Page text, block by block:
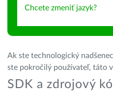
Chcete zmeniť jazyk?
Ak ste technologický
ste pokročilý používateľ, táto
SDK a zdrojový